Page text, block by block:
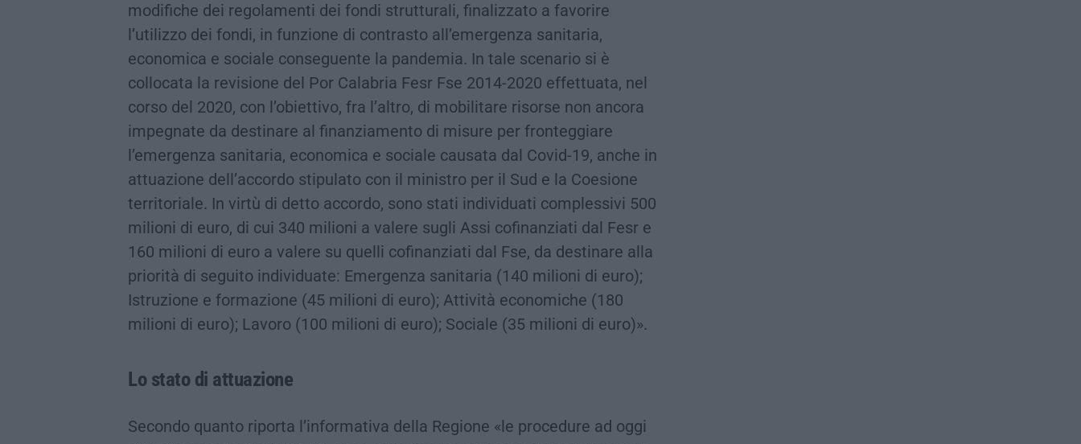
modifiche dei regolamenti dei fondi strutturali, finalizzato a favorire
l’utilizzo dei fondi, in funzione di contrasto all’emergenza sanitaria,
economica e sociale conseguente la pandemia. In tale scenario si è
collocata la revisione del Por Calabria Fesr Fse 2014-2020 effettuata, nel
corso del 2020, con l’obiettivo, fra l’altro, di mobilitare risorse non ancora
impegnate da destinare al finanziamento di misure per fronteggiare
l’emergenza sanitaria, economica e sociale causata dal Covid-19, anche in
attuazione dell’accordo stipulato con il ministro per il Sud e la Coesione
territoriale. In virtù di detto accordo, sono stati individuati complessivi 500
milioni di euro, di cui 340 milioni a valere sugli Assi cofinanziati dal Fesr e
160 milioni di euro a valere su quelli cofinanziati dal Fse, da destinare alla
priorità di seguito individuate: Emergenza sanitaria (140 milioni di euro);
Istruzione e formazione (45 milioni di euro); Attività economiche (180
milioni di euro); Lavoro (100 milioni di euro); Sociale (35 milioni di euro)».
Lo stato di attuazione
Secondo quanto riporta l’informativa della Regione «le procedure ad oggi